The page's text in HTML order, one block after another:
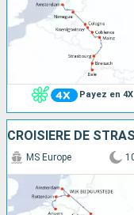
Payez en 4X
MS Europe